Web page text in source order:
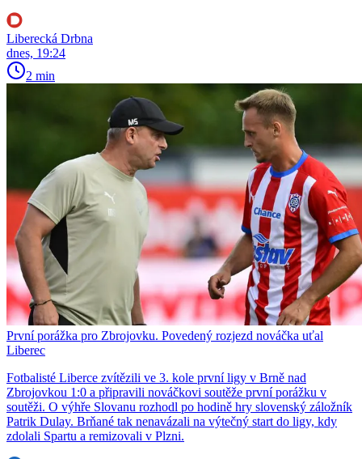
Liberecká Drbna
dnes, 19:24
2 min
První porážka pro Zbrojovku. Povedený rozjezd nováčka uťal
Liberec
Fotbalisté Liberce zvítězili ve 3. kole první ligy v Brně nad
Zbrojovkou 1:0 a připravili nováčkovi soutěže první porážku v
soutěži. O výhře Slovanu rozhodl po hodině hry slovenský záložník
Patrik Dulay. Brňané tak nenavázali na výtečný start do ligy, kdy
zdolali Spartu a remizovali v Plzni.